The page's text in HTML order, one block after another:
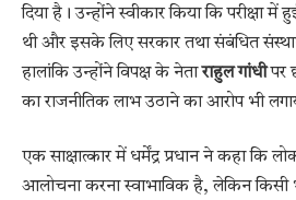
दिया है। उन्होंने स्वीकार किया कि परीक्षा में
थी और इसके लिए सरकार तथा संबंधित
हालांकि उन्होंने विपक्ष के नेताराहुल गांधीपर
का राजनीतिक लाभ उठाने का आरोप भी
एक साक्षात्कार में धर्मेंद्र प्रधान ने कहा कि
आलोचना करना स्वाभाविक है, लेकिन किसी